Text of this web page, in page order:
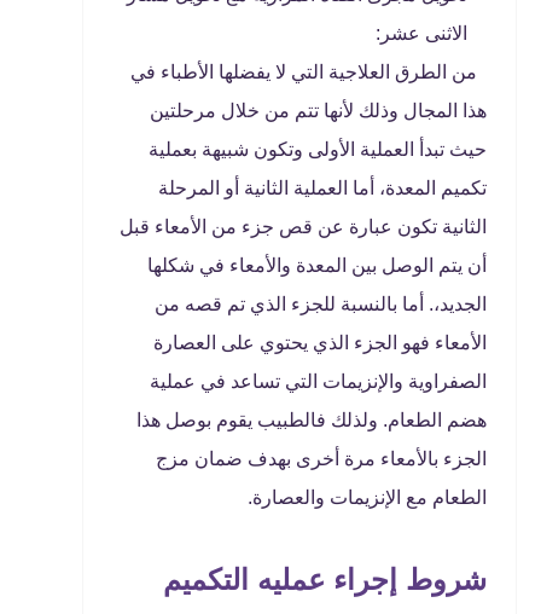
الاثنى عشر:
من الطرق العلاجية التي لا يفضلها الأطباء في
هذا المجال وذلك لأنها تتم من خلال مرحلتين
حيث تبدأ العملية الأولى وتكون شبيهة بعملية
تكميم المعدة، أما العملية الثانية أو المرحلة
الثانية تكون عبارة عن قص جزء من الأمعاء قبل
أن يتم الوصل بين المعدة والأمعاء في شكلها
الجديد،. أما بالنسبة للجزء الذي تم قصه من
الأمعاء فهو الجزء الذي يحتوي على العصارة
الصفراوية والإنزيمات التي تساعد في عملية
هضم الطعام. ولذلك فالطبيب يقوم بوصل هذا
الجزء بالأمعاء مرة أخرى بهدف ضمان مزج
الطعام مع الإنزيمات والعصارة.
شروط إجراء عمليه التكميم